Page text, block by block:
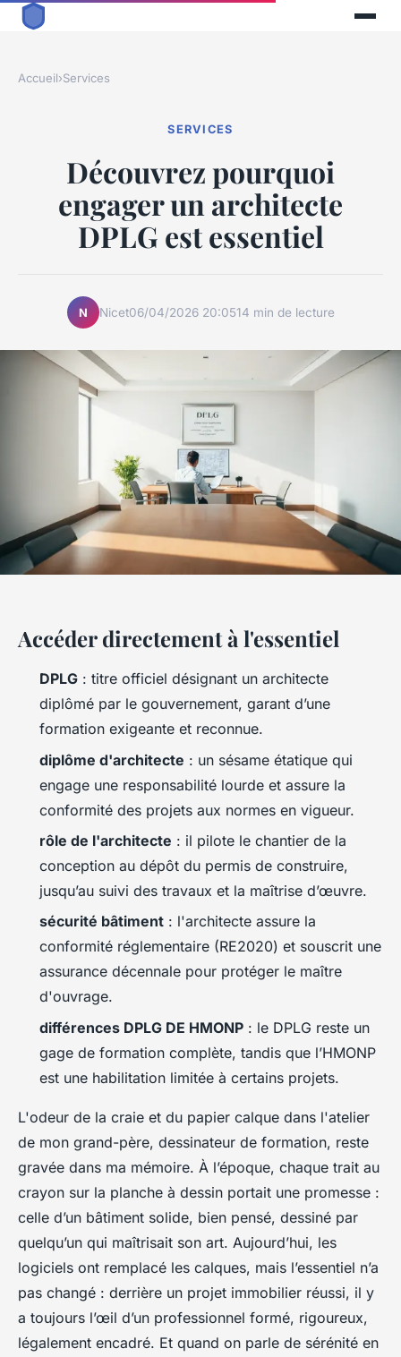
Accueil›Services
SERVICES
Découvrez pourquoi
engager un architecte
DPLG est essentiel
N Nicet06/04/2026 20:0514 min de lecture
Accéder directement à l'essentiel
DPLG : titre officiel désignant un architecte
diplômé par le gouvernement, garant d’une
formation exigeante et reconnue.
diplôme d'architecte : un sésame étatique qui
engage une responsabilité lourde et assure la
conformité des projets aux normes en vigueur.
rôle de l'architecte : il pilote le chantier de la
conception au dépôt du permis de construire,
jusqu’au suivi des travaux et la maîtrise d’œuvre.
sécurité bâtiment : l'architecte assure la
conformité réglementaire (RE2020) et souscrit une
assurance décennale pour protéger le maître
d'ouvrage.
différences DPLG DE HMONP : le DPLG reste un
gage de formation complète, tandis que l’HMONP
est une habilitation limitée à certains projets.
L'odeur de la craie et du papier calque dans l'atelier
de mon grand-père, dessinateur de formation, reste
gravée dans ma mémoire. À l’époque, chaque trait au
crayon sur la planche à dessin portait une promesse :
celle d’un bâtiment solide, bien pensé, dessiné par
quelqu’un qui maîtrisait son art. Aujourd’hui, les
logiciels ont remplacé les calques, mais l’essentiel n’a
pas changé : derrière un projet immobilier réussi, il y
a toujours l’œil d’un professionnel formé, rigoureux,
légalement encadré. Et quand on parle de sérénité en